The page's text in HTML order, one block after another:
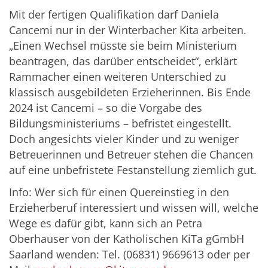
Mit der fertigen Qualifikation darf Daniela
Cancemi nur in der Winterbacher Kita arbeiten.
„Einen Wechsel müsste sie beim Ministerium
beantragen, das darüber entscheidet“, erklärt
Rammacher einen weiteren Unterschied zu
klassisch ausgebildeten Erzieherinnen. Bis Ende
2024 ist Cancemi – so die Vorgabe des
Bildungsministeriums – befristet eingestellt.
Doch angesichts vieler Kinder und zu weniger
Betreuerinnen und Betreuer stehen die Chancen
auf eine unbefristete Festanstellung ziemlich gut.
Info: Wer sich für einen Quereinstieg in den
Erzieherberuf interessiert und wissen will, welche
Wege es dafür gibt, kann sich an Petra
Oberhauser von der Katholischen KiTa gGmbH
Saarland wenden: Tel. (06831) 9669613 oder per